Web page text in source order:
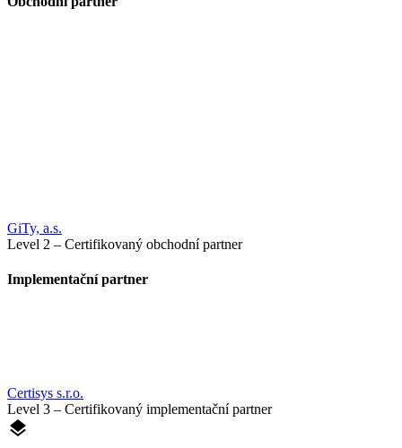
GiTy, a.s.
Level 2 – Certifikovaný obchodní partner
Implementační partner
Certisys s.r.o.
Level 3 – Certifikovaný implementační partner
layers